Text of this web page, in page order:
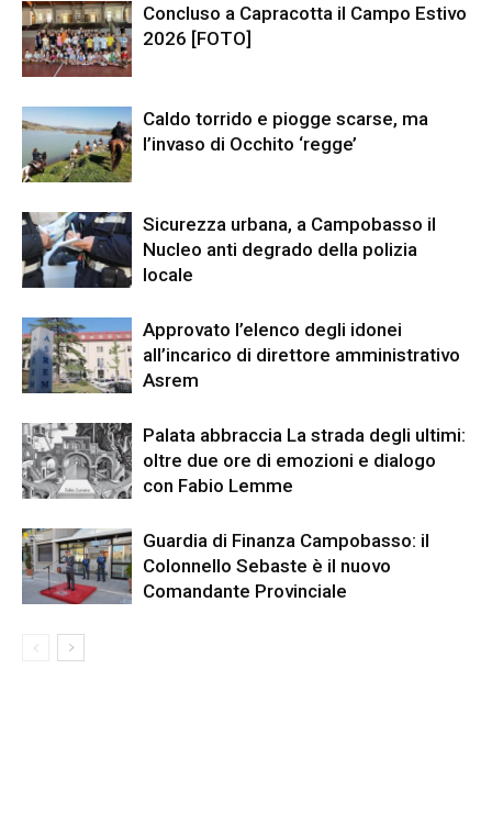
Concluso a Capracotta il Campo Estivo
2026 [FOTO]
Caldo torrido e piogge scarse, ma
l’invaso di Occhito ‘regge’
Sicurezza urbana, a Campobasso il
Nucleo anti degrado della polizia
locale
Approvato l’elenco degli idonei
all’incarico di direttore amministrativo
Asrem
Palata abbraccia La strada degli ultimi:
oltre due ore di emozioni e dialogo
con Fabio Lemme
Guardia di Finanza Campobasso: il
Colonnello Sebaste è il nuovo
Comandante Provinciale